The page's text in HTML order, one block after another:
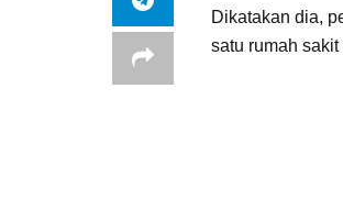
Dikatakan dia,
satu rumah